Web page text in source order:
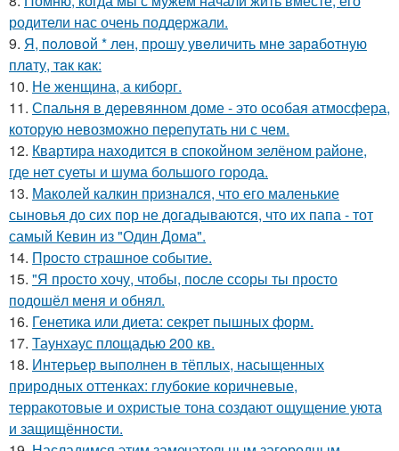
родители нас очень поддержали.
9. Я, пoлoвoй * лeн, прoшу увeличить мнe зaрaбoтную
плaту, тaк кaк:
10. Не женщина, а киборг.
11. Спальня в деревянном доме - это особая атмосфера,
которую невозможно перепутать ни с чем.
12. Квартира находится в спокойном зелёном районе,
где нет суеты и шума большого города.
13. Маколей калкин признался, что его маленькие
сыновья до сих пор не догадываются, что их папа - тот
самый Кевин из "Один Дома".
14. Просто страшное событие.
15. "Я просто хочу, чтобы, после ссоры ты просто
подошёл меня и обнял.
16. Генетика или диета: секрет пышных форм.
17. Таунхаус площадью 200 кв.
18. Интерьер выполнен в тёплых, насыщенных
природных оттенках: глубокие коричневые,
терракотовые и охристые тона создают ощущение уюта
и защищённости.